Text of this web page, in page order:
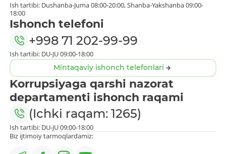
Ish tartibi: Dushanba-Juma 08:00-20:00, Shanba-Yakshanba 09:00-
18:00
Ishonch telefoni
+998 71 202-99-99
Ish tartibi: DU-JU 09:00-18:00
Mintaqaviy ishonch telefonlari
Korrupsiyaga qarshi nazorat
departamenti ishonch raqami
(Ichki raqam: 1265)
Ish tartibi: DU-JU 09:00-18:00
Biz ijtimoiy tarmoqlardamiz: